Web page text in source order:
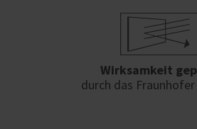
Wirksamkeit
durch das